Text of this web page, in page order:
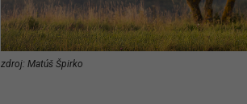
zdroj: Matúš Špirko